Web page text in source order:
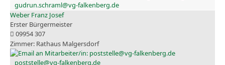
gudrun.schraml@vg-falkenberg.de
Weber Franz Josef
Erster Bürgermeister
09954 307
Rathaus Malgersdorf
poststelle@vg-falkenberg.de